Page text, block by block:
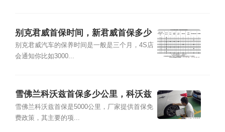
别克君威首保时间，新君威首保多少
公里
别克君威汽车的保养时间是一般是三个月，4S店
会通知你比如3000...
雪佛兰科沃兹首保多少公里，科沃兹
首保注意事项
雪佛兰科沃兹首保是5000公里，厂家提供首保免
费政策，其主要的项...